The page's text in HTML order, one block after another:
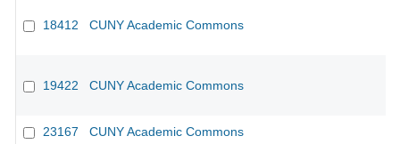
18412 CUNY Academic Commons
19422 CUNY Academic Commons
23167 CUNY Academic Commons